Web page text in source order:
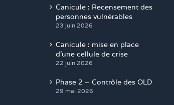
Canicule : Recensement des
personnes vulnérables
23 juin 2026
Canicule : mise en place
d’une cellule de crise
22 juin 2026
Phase 2 – Contrôle des OLD
29 mai 2026